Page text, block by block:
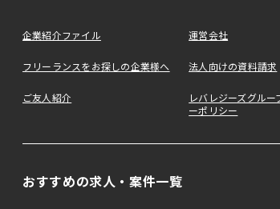
企業紹介ファイル 運営会社
フリーランスをお探しの企業様へ 法人向けの資料請求
ご友人紹介
レバレジーズグル
ーポリシー
おすすめの求人・案件一覧